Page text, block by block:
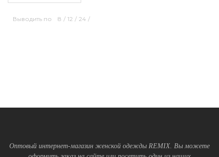
Выводить по 8 / 12 / 24 /
Оптовый интернет-магазин женской одежды REMIX. Вы можете